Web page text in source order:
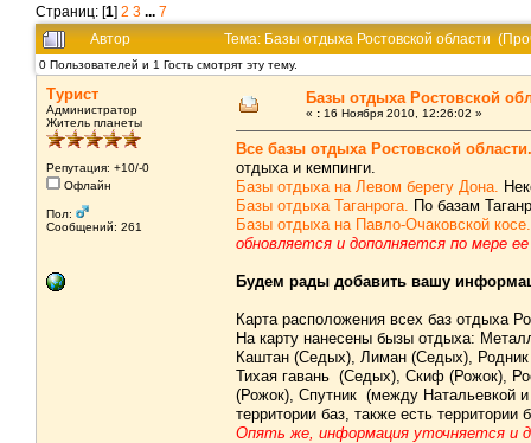
Страниц: [1] 2 3 ... 7
Автор Тема: Базы отдыха Ростовской области
0 Пользователей и 1 Гость смотрят эту тему.
Турист
Администратор
Житель планеты
Репутация: +10/-0
Офлайн
Пол:
Сообщений: 261
Базы отдыха Ростовской
« : 16 Ноября 2010, 12:26:02 »
Все базы отдыха Ростовской области.
отдыха и кемпинги.
Базы отдыха на Левом берегу Дона.
Базы отдыха Таганрога. По базам
Базы отдыха на Павло-Очаковской косе.
обновляется и дополняется по мере ее
Будем рады добавить вашу
Карта расположения всех баз отдыха
На карту нанесены бызы отдыха:
Каштан (Седых), Лиман (Седых), Родник
Тихая гавань (Седых), Скиф (Рожок),
(Рожок), Спутник (между Натальевкой
территории баз, также есть
Опять же, информация уточняется и